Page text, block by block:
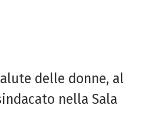
delle donne, al
nella Sala